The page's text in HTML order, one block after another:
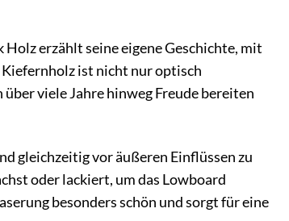
erzählt seine eigene Geschichte, mit
ist nicht nur optisch
viele Jahre hinweg Freude bereiten
gleichzeitig vor äußeren Einflüssen zu
oder lackiert, um das Lowboard
besonders schön und sorgt für eine